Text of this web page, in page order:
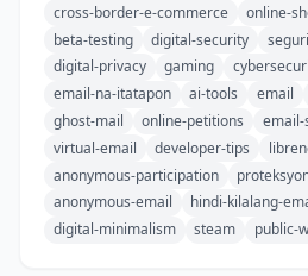
cross-border-e-commerce
online-
beta-testing
digital-security
digital-privacy
gaming
email-na-itatapon
ai-tools email
ghost-mail
online-petitions email-
virtual-email
developer-tips
anonymous-participation
anonymous-email
hindi-kilalang-
digital-minimalism
steam public-